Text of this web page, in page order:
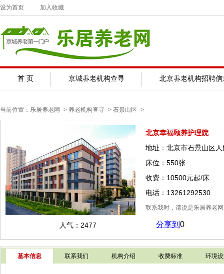
设为首页 加入收藏
首 页 京城养老机构查寻 北京养老机构招聘信
当前位置： 乐居养老网 -> 养老机构查寻 -> 石景山区 ->
北京幸福颐养护理院
地址：北京市石景山区
床位：550张
收费：10500元起/床
电话：13261292530
联系我时，请说是乐居养老
人气：2477 分享到 0
基本信息 联系我们 机构介绍 收费标准 环境